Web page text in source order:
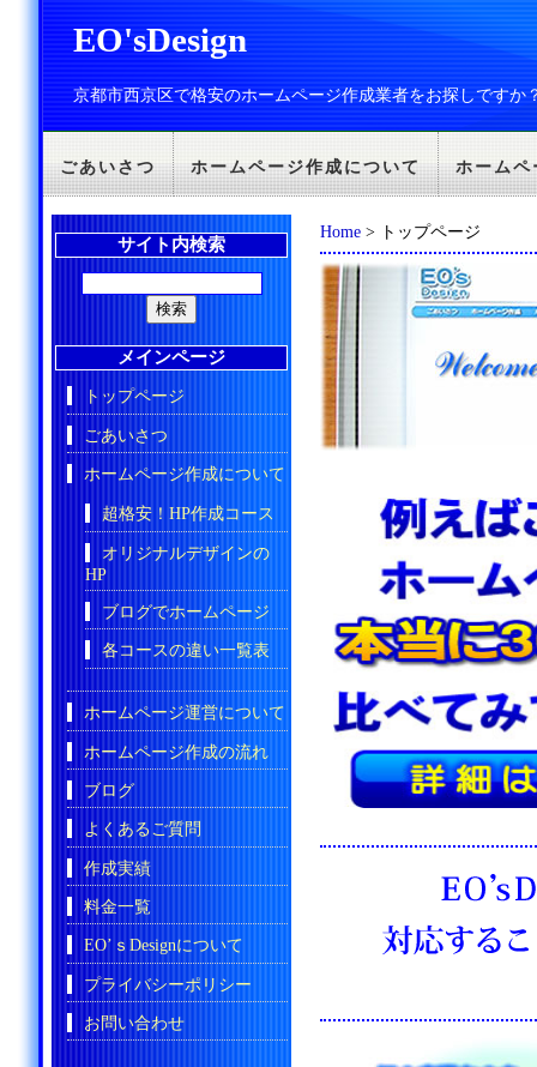
EO'sDesign
京都市西京区で格安のホームページ作成業者をお探しですか
ごあいさつ ホームページ作成について ホームペ
Home > トップページ
サイト内検索
メインページ
トップページ
ごあいさつ
ホームページ作成について
超格安！HP作成コース
オリジナルデザインの
HP
ブログでホームページ
各コースの違い一覧表
ホームページ運営について
ホームページ作成の流れ
ブログ
よくあるご質問
作成実績
料金一覧
EO’ｓDesignについて
プライバシーポリシー
お問い合わせ